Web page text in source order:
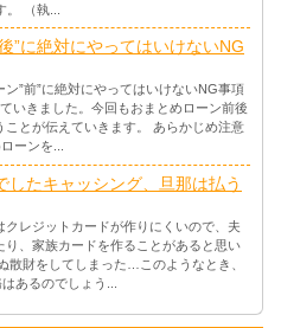
（執...
”に絶対にやってはいけないNG
”前”に絶対にやってはいけないNG事項
いきました。今回もおまとめローン前後
ことが伝えていきます。 あらかじめ注意
ーンを...
したキャッシング、旦那は払う
クレジットカードが作りにくいので、夫
り、家族カードを作ることがあると思い
散財をしてしまった…このようなとき、
あるのでしょう...